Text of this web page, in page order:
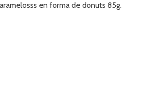
en forma de donuts 85g.